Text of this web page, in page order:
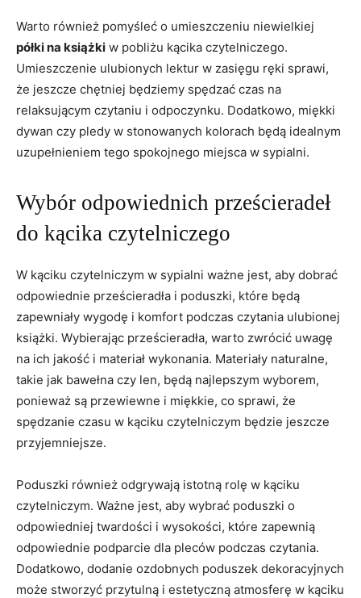
Warto również pomyśleć​ o umieszczeniu niewielkiej
półki ⁣na ⁢książki w pobliżu kącika czytelniczego.
Umieszczenie ulubionych lektur⁢ w zasięgu ręki sprawi,
że jeszcze chętniej będziemy spędzać czas na
relaksującym czytaniu i odpoczynku. Dodatkowo, miękki
dywan czy‌ pledy w ‌stonowanych kolorach będą ⁤idealnym
uzupełnieniem tego spokojnego miejsca w sypialni.
Wybór ⁢odpowiednich prześcieradeł
do kącika czytelniczego
W kąciku czytelniczym w sypialni ⁣ważne jest, aby dobrać
odpowiednie prześcieradła i poduszki, które będą
zapewniały wygodę i komfort podczas czytania ulubionej
książki. ‍Wybierając prześcieradła, warto zwrócić uwagę
na‌ ich jakość i materiał wykonania. Materiały‌ naturalne,
takie jak bawełna czy len, będą najlepszym‌ wyborem,
ponieważ⁣ są przewiewne i miękkie, co sprawi, ⁣że
spędzanie czasu w kąciku czytelniczym będzie jeszcze
przyjemniejsze.
Poduszki również odgrywają istotną rolę w kąciku
czytelniczym. Ważne jest, aby wybrać poduszki o
odpowiedniej twardości i wysokości, które zapewnią
odpowiednie podparcie dla pleców podczas czytania.​
Dodatkowo, dodanie ozdobnych poduszek dekoracyjnych
może stworzyć przytulną i estetyczną atmosferę w⁢ kąciku